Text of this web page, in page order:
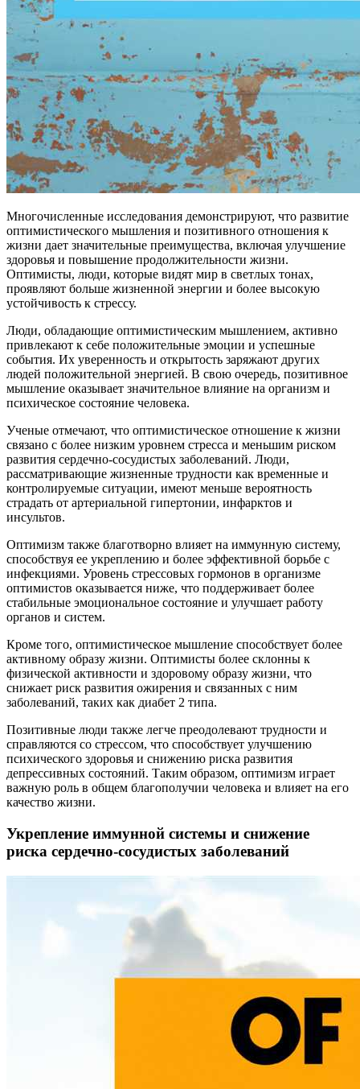
Многочисленные исследования демонстрируют, что развитие
оптимистического мышления и позитивного отношения к
жизни дает значительные преимущества, включая улучшение
здоровья и повышение продолжительности жизни.
Оптимисты, люди, которые видят мир в светлых тонах,
проявляют больше жизненной энергии и более высокую
устойчивость к стрессу.
Люди, обладающие оптимистическим мышлением, активно
привлекают к себе положительные эмоции и успешные
события. Их уверенность и открытость заряжают других
людей положительной энергией. В свою очередь, позитивное
мышление оказывает значительное влияние на организм и
психическое состояние человека.
Ученые отмечают, что оптимистическое отношение к жизни
связано с более низким уровнем стресса и меньшим риском
развития сердечно-сосудистых заболеваний. Люди,
рассматривающие жизненные трудности как временные и
контролируемые ситуации, имеют меньше вероятность
страдать от артериальной гипертонии, инфарктов и
инсультов.
Оптимизм также благотворно влияет на иммунную систему,
способствуя ее укреплению и более эффективной борьбе с
инфекциями. Уровень стрессовых гормонов в организме
оптимистов оказывается ниже, что поддерживает более
стабильные эмоциональное состояние и улучшает работу
органов и систем.
Кроме того, оптимистическое мышление способствует более
активному образу жизни. Оптимисты более склонны к
физической активности и здоровому образу жизни, что
снижает риск развития ожирения и связанных с ним
заболеваний, таких как диабет 2 типа.
Позитивные люди также легче преодолевают трудности и
справляются со стрессом, что способствует улучшению
психического здоровья и снижению риска развития
депрессивных состояний. Таким образом, оптимизм играет
важную роль в общем благополучии человека и влияет на его
качество жизни.
Укрепление иммунной системы и снижение
риска сердечно-сосудистых заболеваний